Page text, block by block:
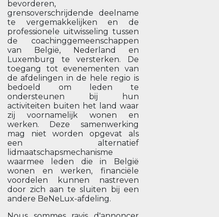
bevorderen,
grensoverschrijdende deelname
te vergemakkelijken en de
professionele uitwisseling tussen
de coachinggemeenschappen
van België, Nederland en
Luxemburg te versterken. De
toegang tot evenementen van
de afdelingen in de hele regio is
bedoeld om leden te
ondersteunen bij hun
activiteiten buiten het land waar
zij voornamelijk wonen en
werken. Deze samenwerking
mag niet worden opgevat als
een alternatief
lidmaatschapsmechanisme
waarmee leden die in België
wonen en werken, financiële
voordelen kunnen nastreven
door zich aan te sluiten bij een
andere BeNeLux-afdeling.